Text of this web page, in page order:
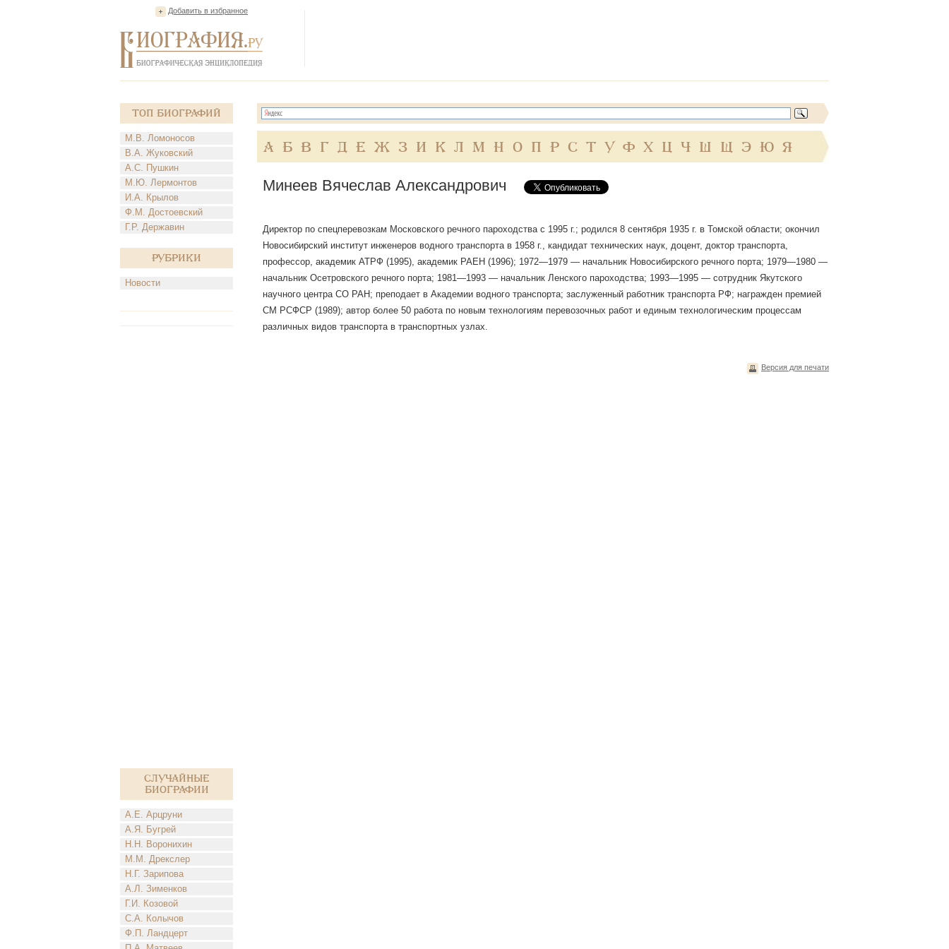
Добавить в избранное
Топ Биографий
М.В. Ломоносов
В.А. Жуковский
А.С. Пушкин
М.Ю. Лермонтов
И.А. Крылов
Ф.М. Достоевский
Г.Р. Державин
Рубрики
Новости
Случайные
биографии
А.Е. Арцруни
А.Я. Бугрей
Н.Н. Воронихин
М.М. Дрекслер
Н.Г. Зарипова
А.Л. Зименков
Г.И. Козовой
С.А. Колычов
Ф.П. Ландцерт
А Б В Г Д Е Ж З И К Л М Н О П Р С Т У Ф Х Ц Ч Ш Щ Э Ю Я
Минеев Вячеслав Александрович
Директор по спецперевозкам Московского речного пароходства с 1995 г.; родился 8 сентября 1935 г. в Томской области; окончил
Новосибирский институт инженеров водного транспорта в 1958 г., кандидат технических наук, доцент, доктор транспорта,
профессор, академик АТРФ (1995), академик РАЕН (1996); 1972—1979 — начальник Новосибирского речного порта; 1979—1980 —
начальник Осетровского речного порта; 1981—1993 — начальник Ленского пароходства; 1993—1995 — сотрудник Якутского
научного центра СО РАН; преподает в Академии водного транспорта; заслуженный работник транспорта РФ; награжден премией
СМ РСФСР (1989); автор более 50 работа по новым технологиям перевозочных работ и единым технологическим процессам
различных видов транспорта в транспортных узлах.
Версия для печати